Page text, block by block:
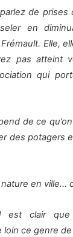
de
en
Elle,
pas atteint
qui
de ce
des potagers
en ville…
est clair
ce genre